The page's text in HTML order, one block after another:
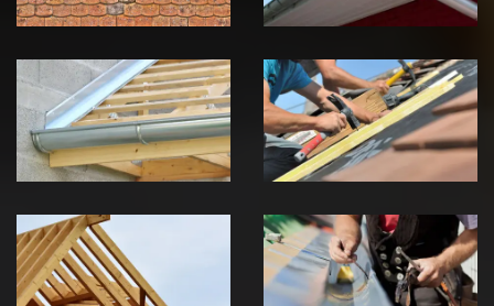
Pose de
Chéneau 39
Jura
Réparation de
toiture 39
Jura
Traitement de
charpente 39
Jura
Travaux de
zinguerie 39
Jura